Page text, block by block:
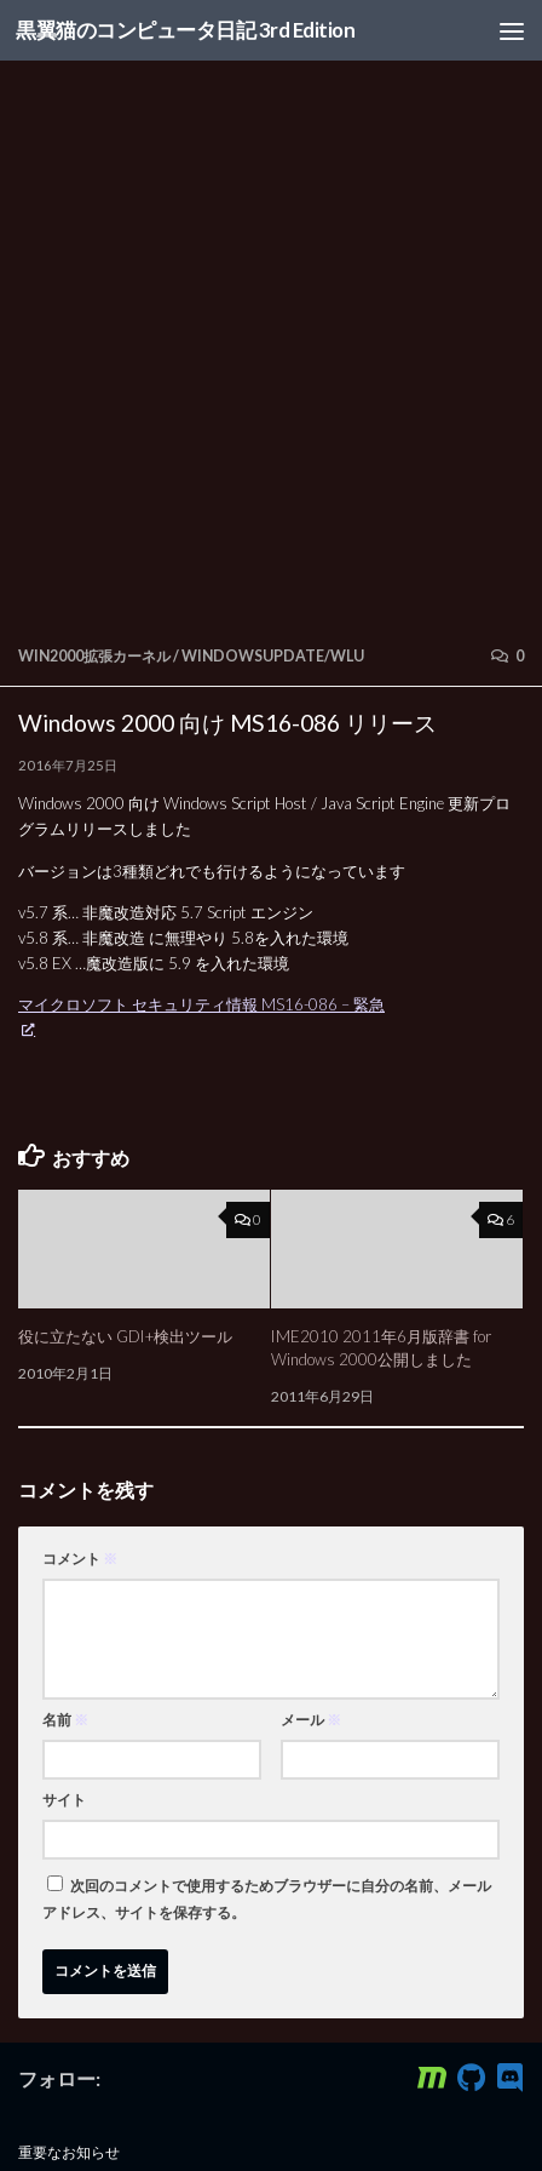
コンテンツへスキップ
黒翼猫のコンピュータ日記 3rd Edition
WIN2000拡張カーネル/WINDOWSUPDATE/WLU 0
Windows 2000 向け MS16-086 リリース
2016年7月25日
Windows 2000 向け Windows Script Host / Java Script Engine 更新プロ
グラムリリースしました
バージョンは3種類どれでも行けるようになっています
v5.7 系… 非魔改造対応 5.7 Script エンジン
v5.8 系… 非魔改造 に無理やり 5.8を入れた環境
v5.8 EX …魔改造版に 5.9 を入れた環境
マイクロソフト セキュリティ情報 MS16-086 – 緊急
おすすめ
0
役に立たない GDI+検出ツール
2010年2月1日
6
IME2010 2011年6月版辞書 for
Windows 2000公開しました
2011年6月29日
コメントを残す
コメント ※
名前 ※ メール ※
サイト
次回のコメントで使用するためブラウザーに自分の名前、メール
アドレス、サイトを保存する。
フォロー:
重要なお知らせ